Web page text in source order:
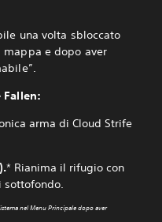
una volta sbloccato
e dopo aver
Fallen:
arma di Cloud Strife
* Rianima il rifugio con
sottofondo.
nel Menu Principale dopo aver